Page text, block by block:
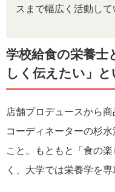
スまで幅広く活動して
学校給食の栄養士
しく伝えたい」
店舗プロデュースから
コーディネーターの杉
こと。もともと「食の
く、大学では栄養学を専